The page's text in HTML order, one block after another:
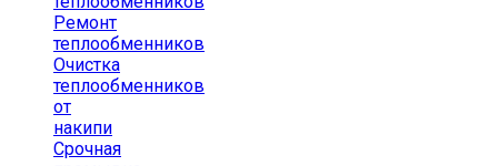
Ремонт
теплообменников
Очистка
теплообменников
от
накипи
Срочная